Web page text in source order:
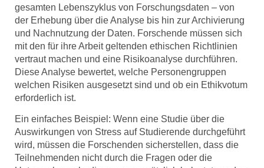
gesamten Lebenszyklus von Forschungsdaten – von
der Erhebung über die Analyse bis hin zur Archivierung
und Nachnutzung der Daten. Forschende müssen sich
mit den für ihre Arbeit geltenden ethischen Richtlinien
vertraut machen und eine Risikoanalyse durchführen.
Diese Analyse bewertet, welche Personengruppen
welchen Risiken ausgesetzt sind und ob ein Ethikvotum
erforderlich ist.
Ein einfaches Beispiel: Wenn eine Studie über die
Auswirkungen von Stress auf Studierende durchgeführt
wird, müssen die Forschenden sicherstellen, dass die
Teilnehmenden nicht durch die Fragen oder die